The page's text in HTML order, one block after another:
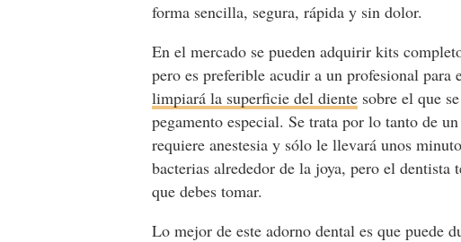
forma sencilla, segura, rápida y sin dolor.
En el mercado se pueden adquirir kits
pero es preferible acudir a un profesional
limpiará la superficie del diente sobre el que
pegamento especial. Se trata por lo tanto de
requiere anestesia y sólo le llevará unos
bacterias alrededor de la joya, pero el
que debes tomar.
Lo mejor de este adorno dental es que puede